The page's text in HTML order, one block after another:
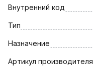
Внутренний код
Тип
Назначение
Артикул производителя